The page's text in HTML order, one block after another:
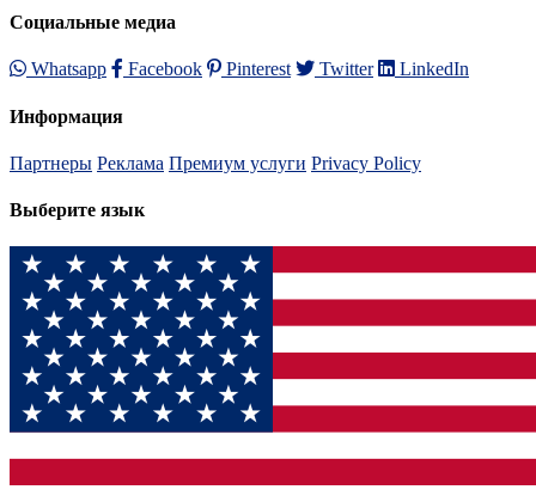
Социальные медиа
Whatsapp Facebook Pinterest Twitter LinkedIn
Информация
Партнеры Реклама Премиум услуги Privacy Policy
Выберите язык